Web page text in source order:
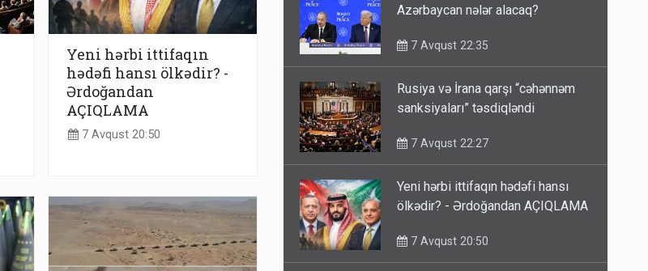
Yeni hərbi ittifaqın
hədəfi hansı ölkədir? -
Ərdoğandan
AÇIQLAMA
7 Avqust 20:50
Azərbaycan nələr alacaq?
7 Avqust 22:35
Rusiya və İrana qarşı “cəhənnəm
sanksiyaları” təsdiqləndi
7 Avqust 22:27
Yeni hərbi ittifaqın hədəfi hansı
ölkədir? - Ərdoğandan AÇIQLAMA
7 Avqust 20:50